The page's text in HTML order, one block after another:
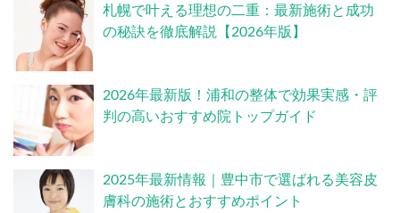
札幌で叶える理想の二重：最新施術と成功
の秘訣を徹底解説【2026年版】
2026年最新版！浦和の整体で効果実感・評
判の高いおすすめ院トップガイド
2025年最新情報｜豊中市で選ばれる美容皮
膚科の施術とおすすめポイント